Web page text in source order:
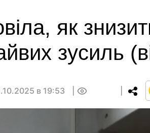
як
зусиль
в 19:53